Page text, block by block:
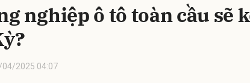
nghiệp ô tô toàn cầu sẽ
04/2025 04:07